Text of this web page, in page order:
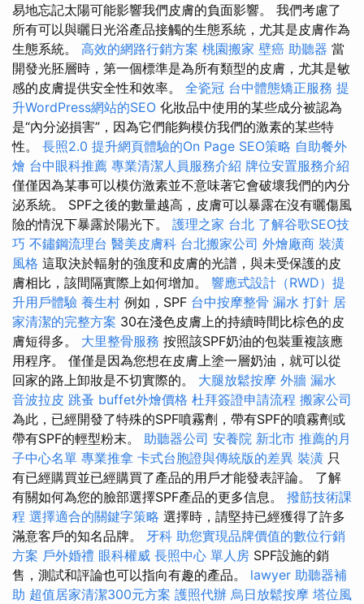
易地忘記太陽可能影響我們皮膚的負面影響。 我們考慮了
所有可以與曬日光浴產品接觸的生態系統，尤其是皮膚作為
生態系統。 高效的網路行銷方案 桃園搬家 壁癌 助聽器 當
開發光胚層時，第一個標準是為所有類型的皮膚，尤其是敏
感的皮膚提供安全性和效率。 全瓷冠 台中體態矯正服務 提
升WordPress網站的SEO 化妝品中使用的某些成分被認為
是“內分泌損害”，因為它們能夠模仿我們的激素的某些特
性。 長照2.0 提升網頁體驗的On Page SEO策略 自助餐外
燴 台中眼科推薦 專業清潔人員服務介紹 牌位安置服務介紹
僅僅因為某事可以模仿激素並不意味著它會破壞我們的內分
泌系統。 SPF之後的數量越高，皮膚可以暴露在沒有曬傷風
險的情況下暴露於陽光下。 護理之家 台北 了解谷歌SEO技
巧 不鏽鋼流理台 醫美皮膚科 台北搬家公司 外燴廠商 裝潢
風格 這取決於輻射的強度和皮膚的光譜，與未受保護的皮
膚相比，該間隔實際上如何增加。 響應式設計（RWD）提
升用戶體驗 養生村 例如，SPF 台中按摩整骨 漏水 打針 居
家清潔的完整方案 30在淺色皮膚上的持續時間比棕色的皮
膚短得多。 大里整骨服務 按照該SPF奶油的包裝重複該應
用程序。 僅僅是因為您想在皮膚上塗一層奶油，就可以從
回家的路上卸妝是不切實際的。 大腿放鬆按摩 外牆 漏水
音波拉皮 跳蚤 buffet外燴價格 杜拜簽證申請流程 搬家公司
為此，已經開發了特殊的SPF噴霧劑，帶有SPF的噴霧劑或
帶有SPF的輕型粉末。 助聽器公司 安養院 新北市 推薦的月
子中心名單 專業推拿 卡式台胞證與傳統版的差異 裝潢 只
有已經購買並已經購買了產品的用戶才能發表評論。 了解
有關如何為您的臉部選擇SPF產品的更多信息。 撥筋技術課
程 選擇適合的關鍵字策略 選擇時，請堅持已經獲得了許多
滿意客戶的知名品牌。 牙科 助您實現品牌價值的數位行銷
方案 戶外婚禮 眼科權威 長照中心 單人房 SPF設施的銷
售，測試和評論也可以指向有趣的產品。 lawyer 助聽器補
助 超值居家清潔300元方案 護照代辦 烏日放鬆按摩 塔位風